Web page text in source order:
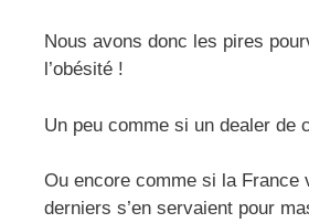
Nous avons donc les pires
l’obésité !
Un peu comme si un dealer de
Ou encore comme si la France
derniers s’en servaient pour